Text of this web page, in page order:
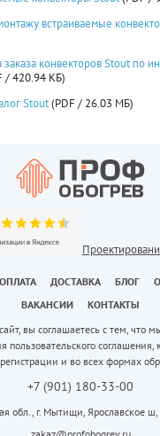
встраиваемые
конвекторов Stout по
/ 420.94 КБ)
Stout(PDF / 26.03 МБ)
ОПЛАТА ДОСТАВКА БЛОГ
ВАКАНСИИ
КОНТАКТЫ
вы соглашаетесь с тем, что
пользовательского соглашения,
и во всех формах
+7 (901) 180-33-00
обл., г. Мытищи, Ярославское ш,